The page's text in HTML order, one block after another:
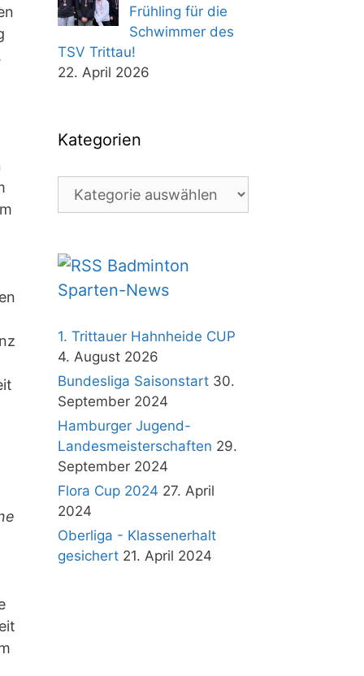
Frühling für die
Schwimmer des
TSV Trittau!
22. April 2026
Kategorien
Kategorien
Badminton
Sparten-News
1. Trittauer Hahnheide CUP
4. August 2026
Bundesliga Saisonstart 30.
September 2024
Hamburger Jugend-
Landesmeisterschaften 29.
September 2024
Flora Cup 2024 27. April
2024
Oberliga - Klassenerhalt
gesichert 21. April 2024